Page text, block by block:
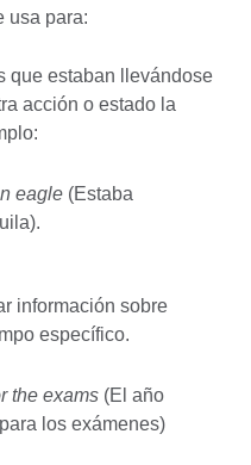
usa para:
que estaban llevándose
acción o estado la
eagle (Estaba
información sobre
específico.
the exams (El año
los exámenes)